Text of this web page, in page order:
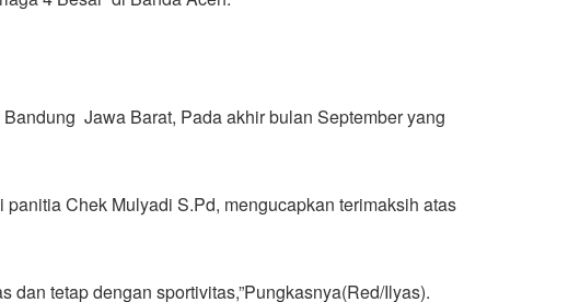
Jawa Barat, Pada akhir bulan September yang
Chek Mulyadi S.Pd, mengucapkan terimaksih atas
tetap dengan sportivitas,”Pungkasnya(Red/Ilyas).